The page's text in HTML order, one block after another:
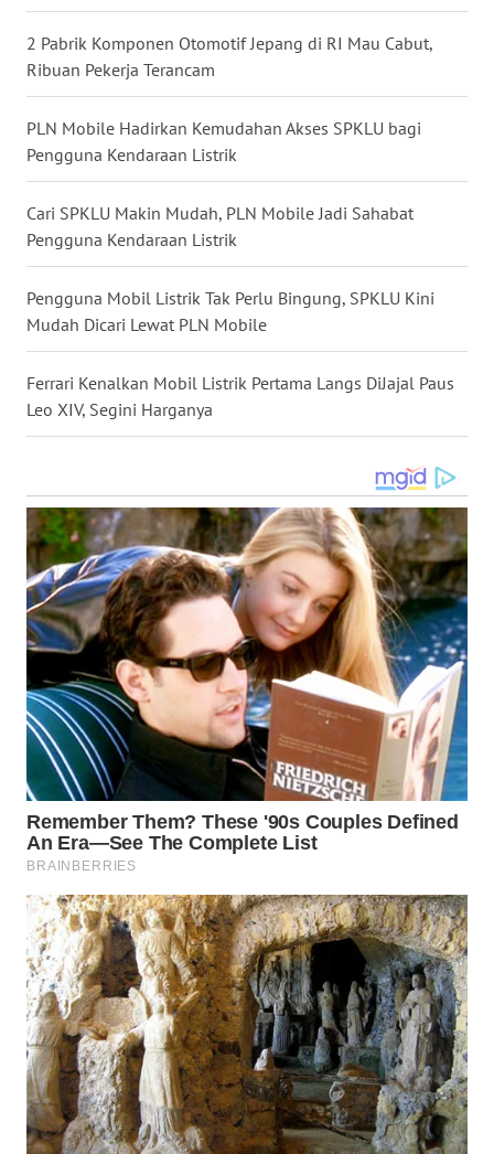
2 Pabrik Komponen Otomotif Jepang di RI Mau Cabut,
Ribuan Pekerja Terancam
PLN Mobile Hadirkan Kemudahan Akses SPKLU bagi
Pengguna Kendaraan Listrik
Cari SPKLU Makin Mudah, PLN Mobile Jadi Sahabat
Pengguna Kendaraan Listrik
Pengguna Mobil Listrik Tak Perlu Bingung, SPKLU Kini
Mudah Dicari Lewat PLN Mobile
Ferrari Kenalkan Mobil Listrik Pertama Langs DiJajal Paus
Leo XIV, Segini Harganya
WN
KALTARA
WN
WN
SULUT
WN
MALUKU
WN
MALUT
DAIRI
WN
DANAU
TOBA
WN
NIAS
WN
LANGKAT
WN
TAPANULI
SELATAN
WN
TANJUNG